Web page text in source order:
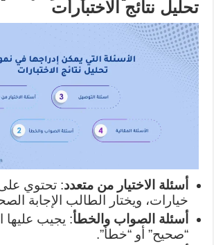
تحليل نتائج الاختبارات
أسئلة الاختيار من متعدد
خيارات، ويختار الطالب الإجابة
أسئلة الصواب والخطأ: يجيب عليها
“صحيح” أو “خطأ”.